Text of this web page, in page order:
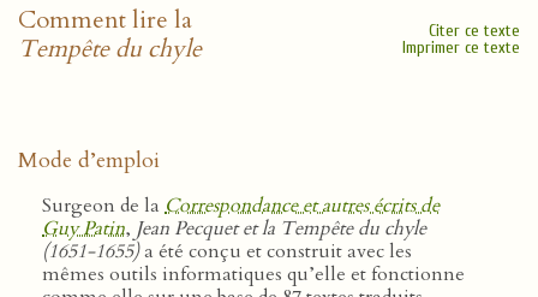
Comment lire la
Tempête du chyle
Citer ce texte
Imprimer ce texte
Mode d’emploi
Surgeon de la Correspondance et autres écrits de
Guy Patin, Jean Pecquet et la Tempête du chyle
(1651-1655)a été conçu et construit avec les
mêmes outils informatiques qu’elle et fonctionne